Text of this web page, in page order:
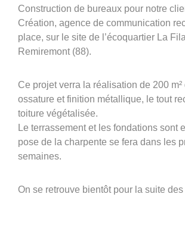
À propos
Réferences
Découvrir
Construction de bureaux pour notre
Création, agence de communication
place, sur le site de l’écoquartier La
Remiremont (88).
Ce projet verra la réalisation de 200
ossature et finition métallique, le tout
toiture végétalisée.
Le terrassement et les fondations sont
pose de la charpente se fera dans les
semaines.
On se retrouve bientôt pour la suite des